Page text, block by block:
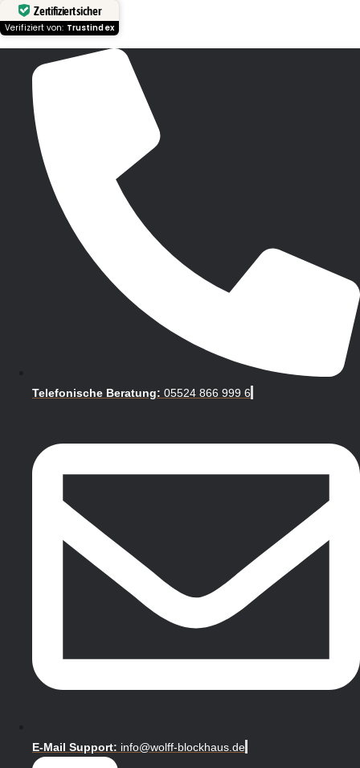
Zertifiziert sicher
Verifiziert von: Trustindex
Telefonische Beratung: 05524 866 999 6
E-Mail Support: info@wolff-blockhaus.de